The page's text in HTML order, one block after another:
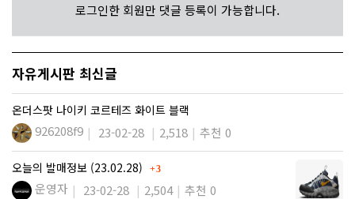
로그인한 회원만 댓글 등록이 가능합니다.
자유게시판 최신글
온더스팟 나이키 코르테즈 화이트 블랙
926208f9 23-02-28 2,518 추천 0
오늘의 발매정보 (23.02.28) 댓글
3
운영자 23-02-28 2,504 추천 0